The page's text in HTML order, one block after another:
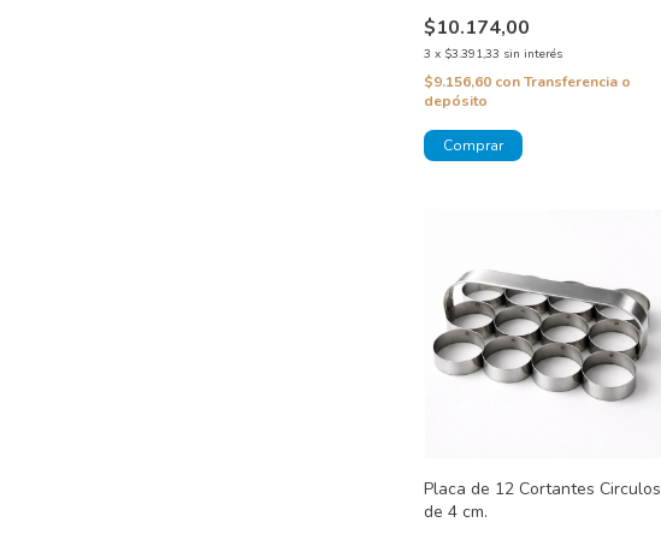
$10.174,00
3 x $3.391,33 sin interés
$9.156,60 con Transferencia o
depósito
Placa de 12 Cortantes Circulos
de 4 cm.